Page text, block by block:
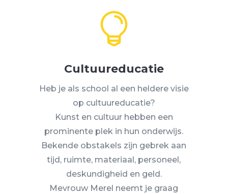

Cultuureducatie
Heb je als school al een heldere visie
op cultuureducatie?
Kunst en cultuur hebben een
prominente plek in hun onderwijs.
Bekende obstakels zijn gebrek aan
tijd, ruimte, materiaal, personeel,
deskundigheid en geld.
Mevrouw Merel neemt je graag